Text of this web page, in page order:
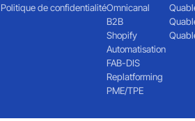
Politique de confidentialitéOmnicanal
B2B
Shopify
Automatisation
FAB-DIS
Replatforming
PME/TPE